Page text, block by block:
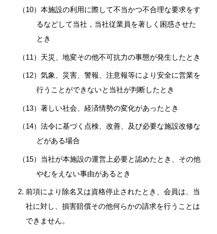
本施設の利用に際して不当かつ不合理な要求をす
るなどして当社，当社従業員を著しく困惑させた
とき
天災、地変その他不可抗力の事態が発生したとき
気象、災害、警報、注意報等により安全に営業を
行うことができないと当社が判断したとき
著しい社会、経済情勢の変化があったとき
法令に基づく点検、改善、及び必要な施設改修な
どがある場合
当社が本施設の運営上必要と認めたとき、その他
やむをえない事由があるとき
前項により除名又は資格停止されたとき、会員は、当
社に対し、損害賠償その他何らかの請求を行うことは
できません。